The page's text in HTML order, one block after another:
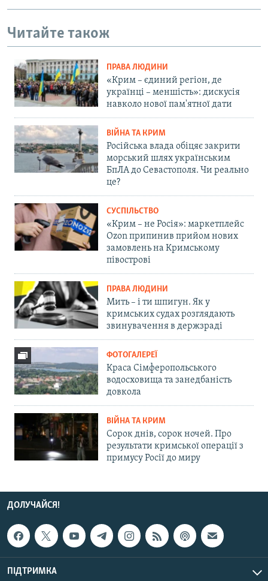
Читайте також
ПРАВА ЛЮДИНИ
«Крим – єдиний регіон, де
українці – меншість»: дискусія
навколо нової пам'ятної дати
ВІЙНА ТА КРИМ
Російська влада обіцяє закрити
морський шлях українським
БпЛА до Севастополя. Чи реально
це?
СУСПІЛЬСТВО
«Крим – не Росія»: маркетплейс
Ozon припинив прийом нових
замовлень на Кримському
півострові
ПРАВА ЛЮДИНИ
Мить – і ти шпигун. Як у
кримських судах розглядають
звинувачення в держзраді
ФОТОГАЛЕРЕЇ
Краса Сімферопольського
водосховища та занедбаність
довкола
ВІЙНА ТА КРИМ
Сорок днів, сорок ночей. Про
результати кримської операції з
примусу Росії до миру
ДОЛУЧАЙСЯ!
ПІДТРИМКА